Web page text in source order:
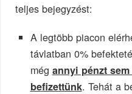
teljes bejegyzést:
A legtöbb piacon
távlatban 0%
még annyi pénzt
befizettünk. Tehát a